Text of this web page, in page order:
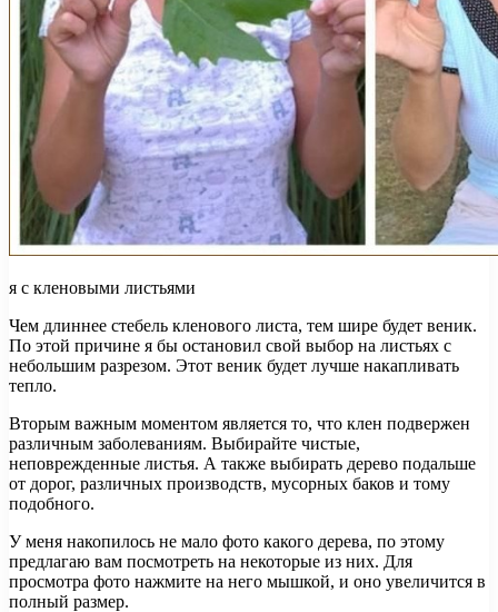
я с кленовыми листьями
Чем длиннее стебель кленового листа, тем шире будет веник.
По этой причине я бы остановил свой выбор на листьях с
небольшим разрезом. Этот веник будет лучше накапливать
тепло.
Вторым важным моментом является то, что клен подвержен
различным заболеваниям. Выбирайте чистые,
неповрежденные листья. А также выбирать дерево подальше
от дорог, различных производств, мусорных баков и тому
подобного.
У меня накопилось не мало фото какого дерева, по этому
предлагаю вам посмотреть на некоторые из них. Для
просмотра фото нажмите на него мышкой, и оно увеличится в
полный размер.